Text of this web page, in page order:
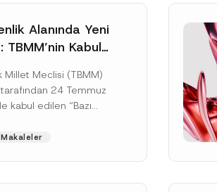
Alanında Yeni
TBMM’nin Kabul
Aşamasında
Millet Meclisi (TBMM)
24 Temmuz
kabul edilen “Bazı
Değişiklik
Makaleler